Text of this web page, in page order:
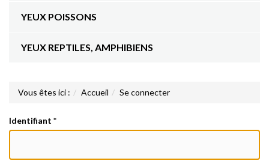
YEUX POISSONS
YEUX REPTILES, AMPHIBIENS
Vous êtes ici : Accueil Se connecter
Identifiant *